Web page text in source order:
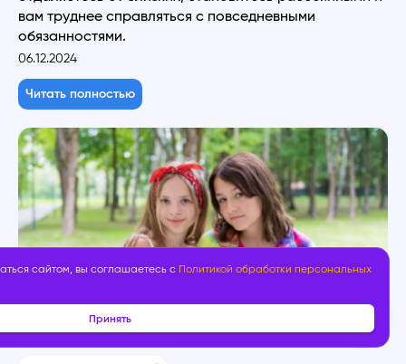
вам труднее справляться с повседневными
обязанностями.
06.12.2024
Читать полностью
сайтом, вы соглашаетесь с Политикой обработки персональных
Принять